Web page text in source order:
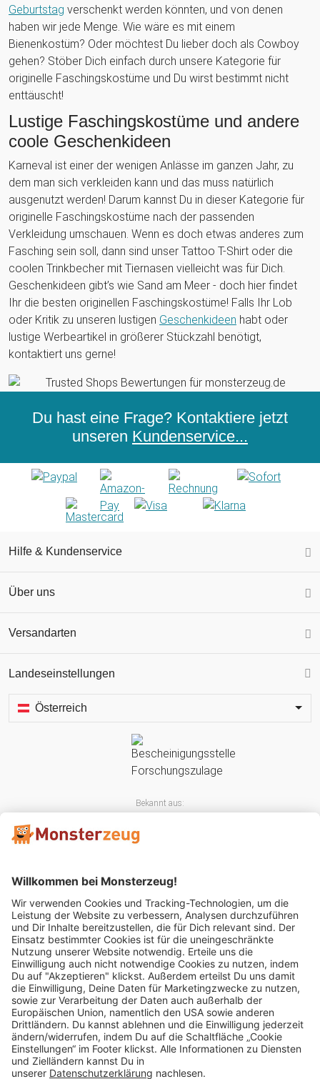
Geburtstag verschenkt werden könnten, und von denen
haben wir jede Menge. Wie wäre es mit einem
Bienenkostüm? Oder möchtest Du lieber doch als Cowboy
gehen? Stöber Dich einfach durch unsere Kategorie für
originelle Faschingskostüme und Du wirst bestimmt nicht
enttäuscht!
Lustige Faschingskostüme und andere
coole Geschenkideen
Karneval ist einer der wenigen Anlässe im ganzen Jahr, zu
dem man sich verkleiden kann und das muss natürlich
ausgenutzt werden! Darum kannst Du in dieser Kategorie für
originelle Faschingskostüme nach der passenden
Verkleidung umschauen. Wenn es doch etwas anderes zum
Fasching sein soll, dann sind unser Tattoo T-Shirt oder die
coolen Trinkbecher mit Tiernasen vielleicht was für Dich.
Geschenkideen gibt’s wie Sand am Meer - doch hier findet
Ihr die besten originellen Faschingskostüme! Falls Ihr Lob
oder Kritik zu unseren lustigen Geschenkideen habt oder
lustige Werbeartikel in größerer Stückzahl benötigt,
kontaktiert uns gerne!
Du hast eine Frage? Kontaktiere jetzt
unseren Kundenservice...
Hilfe & Kundenservice
Über uns
Versandarten
Landeseinstellungen
Österreich
Bekannt aus:
Mitglied im:
Impressum AGB Widerrufsbelehrung